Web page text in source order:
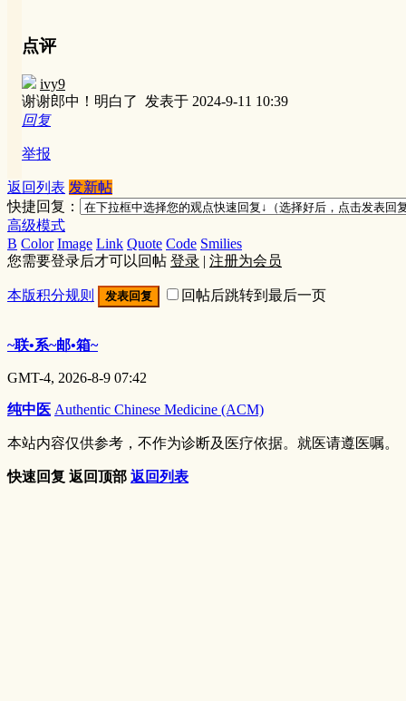
点评
ivy9
谢谢郎中！明白了 发表于 2024-9-11 10:39
回复
举报
返回列表 发新帖
快捷回复：
高级模式
B Color Image Link Quote Code Smilies
您需要登录后才可以回帖 登录 | 注册为会员
本版积分规则 发表回复 回帖后跳转到最后一页
~联•系~邮•箱~
GMT-4, 2026-8-9 07:42
纯中医 Authentic Chinese Medicine (ACM)
本站内容仅供参考，不作为诊断及医疗依据。就医请遵医嘱。
快速回复 返回顶部 返回列表